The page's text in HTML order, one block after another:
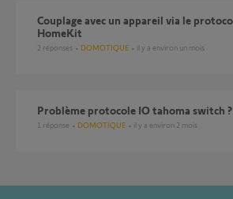
Couplage avec un appareil via le protocole accessoire
HomeKit
2 réponses DOMOTIQUE il y a environ un mois
Problème protocole IO tahoma switch ?
1 réponse DOMOTIQUE il y a environ 2 mois